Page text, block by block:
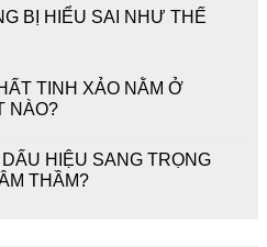
BỊ HIỂU SAI NHƯ THẾ
TINH XẢO NẰM Ở
NÀO?
DẤU HIỆU SANG TRỌNG
THẦM?